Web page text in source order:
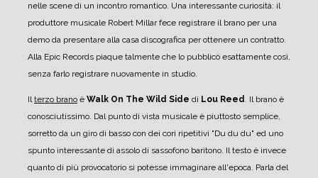
nelle scene di un incontro romantico. Una interessante curiosità: il
produttore musicale Robert Millar fece registrare il brano per una
demo da presentare alla casa discografica per ottenere un contratto.
Alla Epic Records piaque talmente che lo pubblicò esattamente così,
senza farlo registrare nuovamente in studio.
Ilterzo brano è Walk On The Wild Side di Lou Reed. Il brano è
conosciutissimo. Dal punto di vista musicale è piuttosto semplice,
sorretto da un giro di basso con dei cori ripetitivi "Du du du" ed uno
spunto interessante di assolo di sassofono baritono. Il testo è invece
quanto di più provocatorio si potesse immaginare all'epoca. Parla del